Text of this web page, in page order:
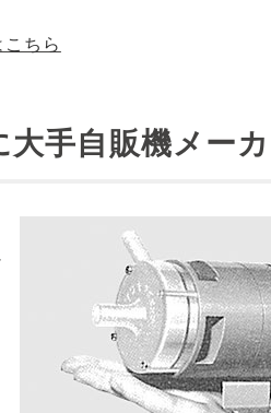
ちら
手自販機メー